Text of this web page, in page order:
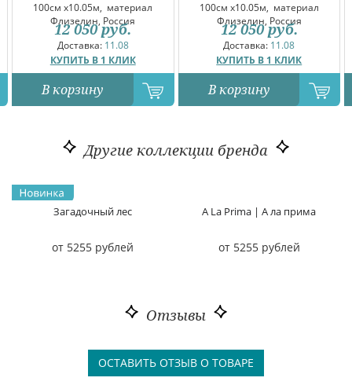
100см x10.05м, материал
Флизелин, Россия
Доставка: 11.08
КУПИТЬ В 1 КЛИК
12 050 руб.
В корзину
100см x10.05м, материал
Флизелин, Россия
Доставка: 11.08
КУПИТЬ В 1 КЛИК
12 050 руб.
В корзину
Другие коллекции бренда
Загадочный лес
от 5255 рублей
A La Prima | А ла прима
от 5255 рублей
Отзывы
ОСТАВИТЬ ОТЗЫВ О ТОВАРЕ